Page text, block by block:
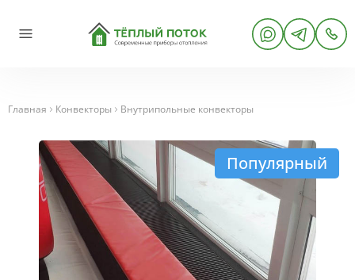
Главная Конвекторы Внутрипольные конвекторы
Популярный